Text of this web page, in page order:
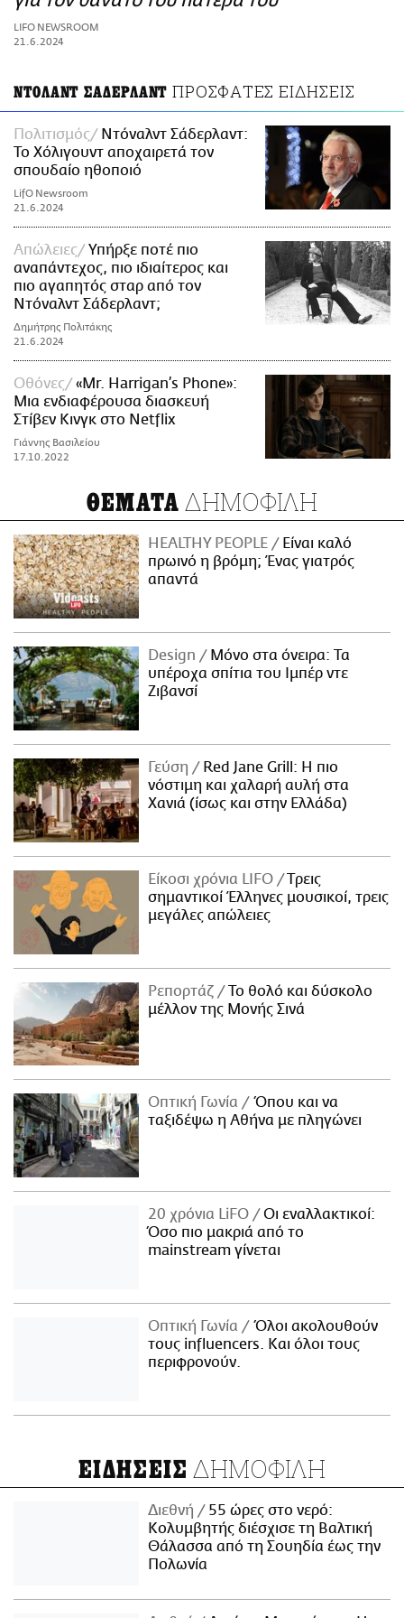
ΑΜΠΑ
PRINT
LIFO NEWSROOM
21.6.2024
ΝΤΟΛΑΝΤ ΣΑΔΕΡΛΑΝΤ ΠΡΟΣΦΑΤΕΣ ΕΙΔΗΣΕΙΣ
Πολιτισμός
Ντόναλντ Σάδερλαντ:
Το Χόλιγουντ αποχαιρετά τον
σπουδαίο ηθοποιό
LifO Newsroom
21.6.2024
Απώλειες
Υπήρξε ποτέ πιο
αναπάντεχος, πιο ιδιαίτερος και
πιο αγαπητός σταρ από τον
Ντόναλντ Σάδερλαντ;
Δημήτρης Πολιτάκης
21.6.2024
Οθόνες
«Mr. Harrigan’s Phone»:
Μια ενδιαφέρουσα διασκευή
Στίβεν Κινγκ στο Netflix
Γιάννης Βασιλείου
17.10.2022
ΘΕΜΑΤΑ ΔΗΜΟΦΙΛΗ
HEALTHY PEOPLE
Είναι καλό
πρωινό η βρόμη; Ένας γιατρός
απαντά
Design
Μόνο στα όνειρα: Τα
υπέροχα σπίτια του Ιμπέρ ντε
Ζιβανσί
Γεύση
Red Jane Grill: Η πιο
νόστιμη και χαλαρή αυλή στα
Χανιά (ίσως και στην Ελλάδα)
Είκοσι χρόνια LIFO
Tρεις
σημαντικοί Έλληνες μουσικοί, τρεις
μεγάλες απώλειες
Ρεπορτάζ
Το θολό και δύσκολο
μέλλον της Μονής Σινά
Οπτική Γωνία
Όπου και να
ταξιδέψω η Αθήνα με πληγώνει
20 χρόνια LiFO
Οι εναλλακτικοί:
Όσο πιο μακριά από το
mainstream γίνεται
Οπτική Γωνία
Όλοι ακολουθούν
τους influencers. Και όλοι τους
περιφρονούν.
ΕΙΔΗΣΕΙΣ ΔΗΜΟΦΙΛΗ
Διεθνή
55 ώρες στο νερό:
Κολυμβητής διέσχισε τη Βαλτική
Θάλασσα από τη Σουηδία έως την
Πολωνία